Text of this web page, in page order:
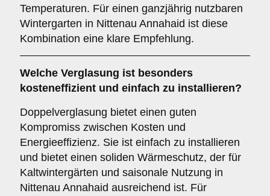
Temperaturen. Für einen ganzjährig nutzbaren
Wintergarten in Nittenau Annahaid ist diese
Kombination eine klare Empfehlung.
Welche Verglasung ist besonders
kosteneffizient und einfach zu installieren?
Doppelverglasung bietet einen guten
Kompromiss zwischen Kosten und
Energieeffizienz. Sie ist einfach zu installieren
und bietet einen soliden Wärmeschutz, der für
Kaltwintergärten und saisonale Nutzung in
Nittenau Annahaid ausreichend ist. Für